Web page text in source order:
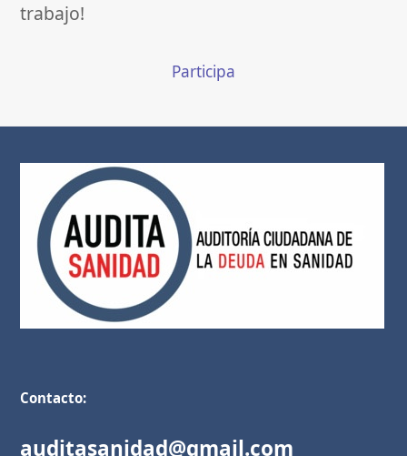
trabajo!
Participa
Contacto:
auditasanidad@gmail.com